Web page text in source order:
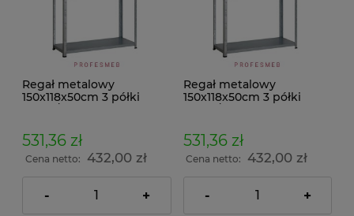
Regał metalowy
150x118x50cm 3 półki
dokumenty w archiwum i
do magazynu
531,36 zł
Cena netto: 432,00 zł
- +
Regał metalowy
150x118x50cm 3 półki
dokumenty w archiwum i
do magazynu
531,36 zł
Cena netto: 432,00 zł
- +